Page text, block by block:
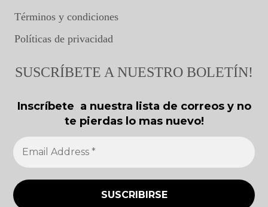
Términos y condiciones
Políticas de privacidad
SUSCRÍBETE A NUESTRO BOLETÍN!
Inscríbete a nuestra lista de correos y no
te pierdas lo mas nuevo!